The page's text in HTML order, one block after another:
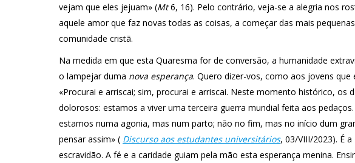
vejam que eles jejuam» (Mt6, 16). Pelo contrário, veja-se a alegria nos
aquele amor que faz novas todas as coisas, a começar das mais
comunidade cristã.
Na medida em que esta Quaresma for de conversão, a humanidade
o lampejar duma nova esperança. Quero dizer-vos, como aos jovens
«Procurai e arriscai; sim, procurai e arriscai. Neste momento histórico, os
dolorosos: estamos a viver uma terceira guerra mundial feita aos
estamos numa agonia, mas num parto; não no fim, mas no início dum
pensar assim» ( Discurso aos estudantes universitários, 03/VIII/2023). É
escravidão. A fé e a caridade guiam pela mão esta esperança menina.